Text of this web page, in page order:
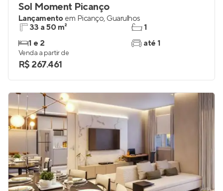
Sol Moment Picanço
Lançamento em Picanço, Guarulhos
33 a 50 m²
1 e 2
1
até 1
Venda a partir de
R$ 267.461